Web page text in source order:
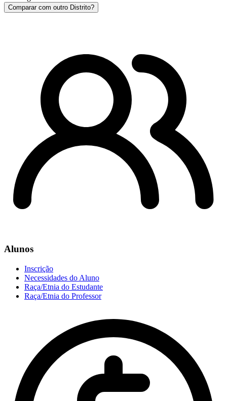
Comparar com outro Distrito?
Alunos
Inscrição
Necessidades do Aluno
Raça/Etnia do Estudante
Raça/Etnia do Professor